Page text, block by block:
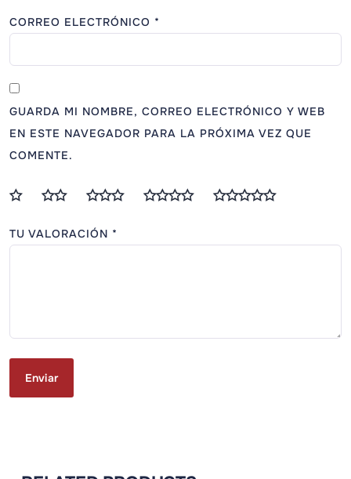
CORREO ELECTRÓNICO *
GUARDA MI NOMBRE, CORREO ELECTRÓNICO Y WEB
EN ESTE NAVEGADOR PARA LA PRÓXIMA VEZ QUE
COMENTE.
TU VALORACIÓN *